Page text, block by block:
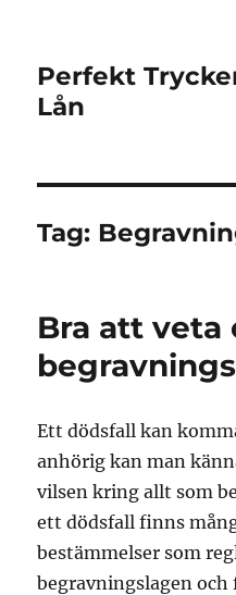
Perfekt
Lån
Tag:
Bra att veta
Ett dödsfall kan
anhörig kan man
vilsen kring allt som
ett dödsfall finns
bestämmelser som
begravningslagen och